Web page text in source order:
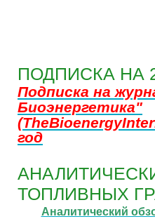
ПОДПИСКА НА
Подписка на
Биоэнергетика"
год
ТОПЛИВНЫХ
Аналитический